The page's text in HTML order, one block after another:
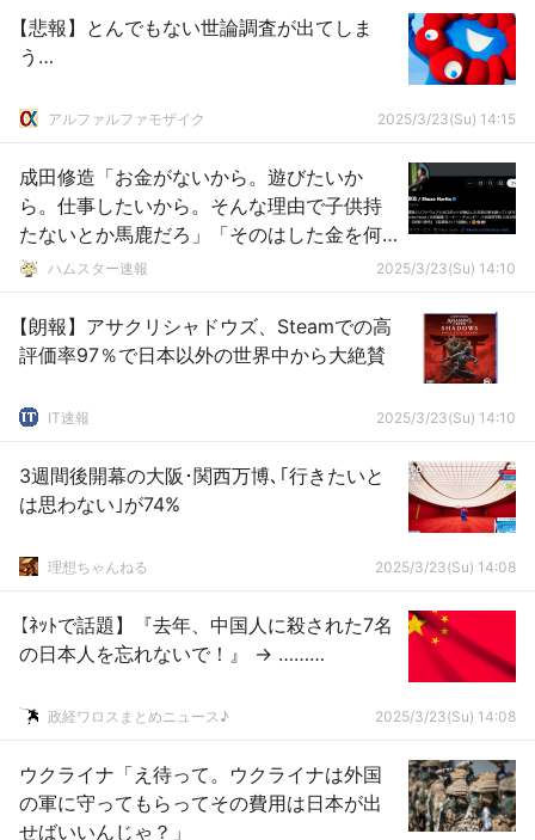
【悲報】とんでもない世論調査が出てしま
う…
アルファルファモザイク 2025/3/23(Su) 14:15
成田修造「お金がないから。遊びたいか
ら。仕事したいから。そんな理由で子供持
たないとか馬鹿だろ」「そのはした金を何
のために稼いでいるのか？」議論に
ハムスター速報 2025/3/23(Su) 14:10
【朗報】アサクリシャドウズ、Steamでの高
評価率97％で日本以外の世界中から大絶賛
IT速報 2025/3/23(Su) 14:10
3週間後開幕の大阪･関西万博､｢行きたいと
は思わない｣が74%
理想ちゃんねる 2025/3/23(Su) 14:08
【ﾈｯﾄで話題】『去年、中国人に殺された7名
の日本人を忘れないで！』 → ………
政経ワロスまとめニュース♪ 2025/3/23(Su) 14:08
ウクライナ「え待って。ウクライナは外国
の軍に守ってもらってその費用は日本が出
せばいいんじゃ？」